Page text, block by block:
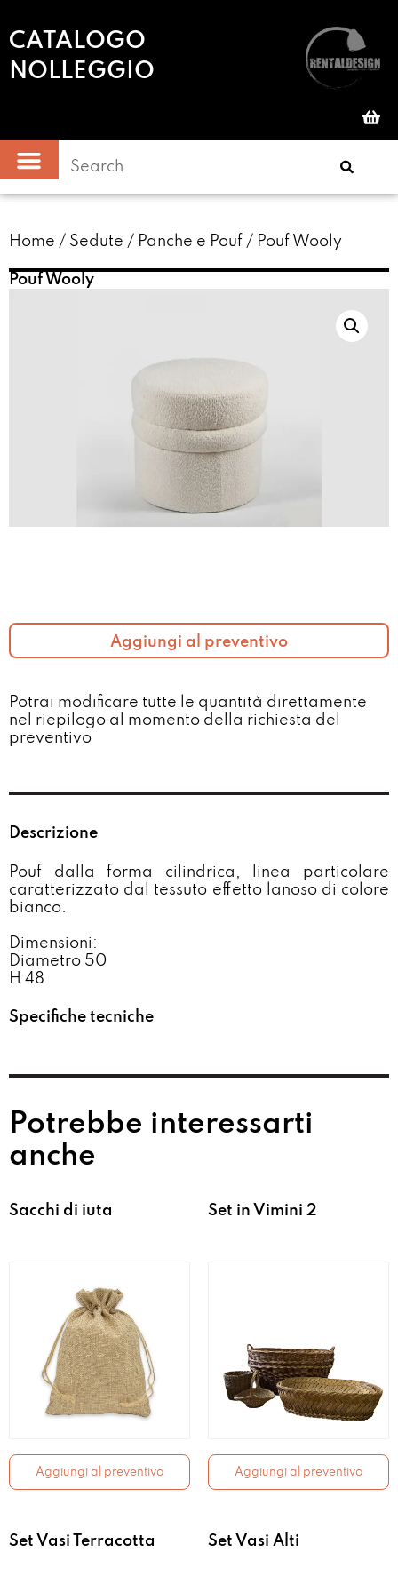
CATALOGO
NOLLEGGIO
Home / Sedute / Panche e Pouf / Pouf Wooly
Pouf Wooly
Aggiungi al preventivo
Potrai modificare tutte le quantità direttamente
nel riepilogo al momento della richiesta del
preventivo​
Descrizione
Pouf dalla forma cilindrica, linea particolare
caratterizzato dal tessuto effetto lanoso di colore
bianco.
Dimensioni:
Diametro 50
H 48
Specifiche tecniche
Potrebbe interessarti
anche
Sacchi di iuta
Aggiungi al preventivo
Set in Vimini 2
Aggiungi al preventivo
Set Vasi Terracotta Set Vasi Alti